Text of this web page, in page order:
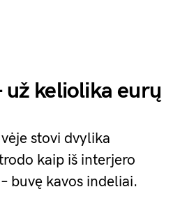
už keliolika eurų
stovi dvylika
kaip iš interjero
buvę kavos indeliai.